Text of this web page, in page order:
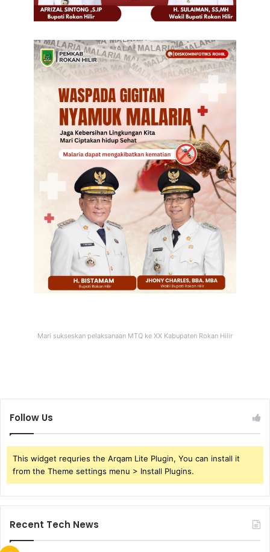
Mari sukseskan pelaksanaan MTQ ke XX Kabupaten Rokan Hilir
Follow Us
This widget requries the Arqam Lite Plugin, You can install it
from the Theme settings menu > Install Plugins.
Recent Tech News